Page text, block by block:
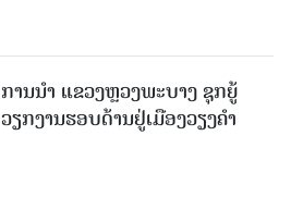
ການນຳ ແຂວງຫຼວງພະບາງ ຊຸກຍູ້
ວຽກງານຮອບດ້ານຢູ່ເມືອງວຽງຄໍາ